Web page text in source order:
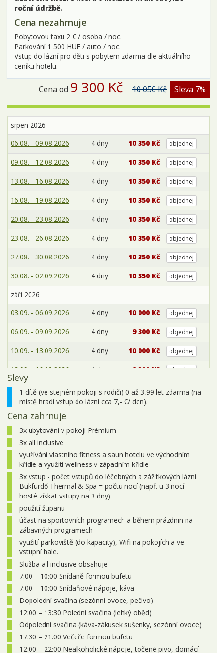
roční údržbě.
Cena nezahrnuje
Pobytovou taxu 2 € / osoba / noc.
Parkování 1 500 HUF / auto / noc.
Vstup do lázní pro děti s pobytem zdarma dle aktuálního
ceníku hotelu.
Cena od 9 300 Kč 10 050 Kč Sleva 7%
srpen 2026
06.08. - 09.08.2026
4 dny 10 350 Kč objednej
09.08. - 12.08.2026 4 dny 10 350 Kč objednej
13.08. - 16.08.2026 4 dny 10 350 Kč objednej
16.08. - 19.08.2026 4 dny 10 350 Kč objednej
20.08. - 23.08.2026 4 dny 10 350 Kč objednej
23.08. - 26.08.2026 4 dny 10 350 Kč objednej
27.08. - 30.08.2026 4 dny 10 350 Kč objednej
30.08. - 02.09.2026 4 dny 10 350 Kč objednej
září 2026
03.09. - 06.09.2026
4 dny 10 000 Kč objednej
06.09. - 09.09.2026 4 dny 9 300 Kč objednej
10.09. - 13.09.2026 4 dny 10 000 Kč objednej
13.09. - 16.09.2026 4 dny 9 300 Kč objednej
17.09. - 20.09.2026 4 dny 10 000 Kč objednej
20.09. - 23.09.2026 4 dny 9 300 Kč
24.09. - 27.09.2026 4 dny
27.09. - 30.09.2026
říjen 2026
01.10. - 04.10.2026
4 dny 10 000 Kč objednej
04.10. - 07.10.2026 4 dny
08.10. - 11.10.2026 4 dny 10 000 Kč objednej
11.10. - 14.10.2026 4 dny 9 300 Kč objednej
15.10. - 18.10.2026
18.10. - 21.10.2026 4 dny
22.10. - 25.10.2026 4 dny 10 000 Kč
25.10. - 28.10.2026 4 dny 10 000 Kč
29.10. - 01.11.2026 4 dny 10 000 Kč
Slevy
1 dítě (ve stejném pokoji s rodiči) 0 až 3,99 let zdarma (na
místě hradí vstup do lázní cca 7,- €/ den).
Cena zahrnuje
3x ubytování v pokoji Prémium
3x all inclusive
využívání vlastního fitness a saun hotelu ve východním
křídle a využití wellness v západním křídle
3x vstup - počet vstupů do léčebných a zážitkových lázní
Bükfürdő Thermal & Spa = počtu nocí (např. u 3 nocí
hosté získat vstupy na 3 dny)
použití županu
účast na sportovních programech a během prázdnin na
zábavných programech
využití parkoviště (do kapacity), Wifi na pokojích a ve
vstupní hale.
Služba all inclusive obsahuje:
7:00 – 10:00 Snídaně formou bufetu
7:00 – 10:00 Snídaňové nápoje, káva
Dopolední svačina (sezónní ovoce, pečivo)
12:00 – 13:30 Polední svačina (lehký oběd)
Odpolední svačina (káva-zákusek sušenky, sezónní ovoce)
17:30 – 21:00 Večeře formou bufetu
12:00 – 22:00 Nealkoholické nápoje, točené pivo, domácí